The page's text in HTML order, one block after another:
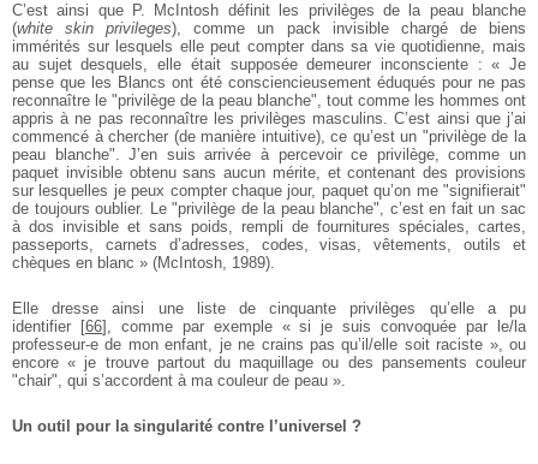
C’est ainsi que P. McIntosh définit les privilèges de la peau blanche
(white skin privileges), comme un pack invisible chargé de biens
immérités sur lesquels elle peut compter dans sa vie quotidienne, mais
au sujet desquels, elle était supposée demeurer inconsciente : « Je
pense que les Blancs ont été consciencieusement éduqués pour ne pas
reconnaître le "privilège de la peau blanche", tout comme les hommes ont
appris à ne pas reconnaître les privilèges masculins. C’est ainsi que j’ai
commencé à chercher (de manière intuitive), ce qu’est un "privilège de la
peau blanche". J’en suis arrivée à percevoir ce privilège, comme un
paquet invisible obtenu sans aucun mérite, et contenant des provisions
sur lesquelles je peux compter chaque jour, paquet qu’on me "signifierait"
de toujours oublier. Le "privilège de la peau blanche", c’est en fait un sac
à dos invisible et sans poids, rempli de fournitures spéciales, cartes,
passeports, carnets d’adresses, codes, visas, vêtements, outils et
chèques en blanc » (McIntosh, 1989).
Elle dresse ainsi une liste de cinquante privilèges qu’elle a pu
identifier [66] , comme par exemple « si je suis convoquée par le/la
professeur-e de mon enfant, je ne crains pas qu’il/elle soit raciste », ou
encore « je trouve partout du maquillage ou des pansements couleur
"chair", qui s’accordent à ma couleur de peau ».
Un outil pour la singularité contre l’universel ?